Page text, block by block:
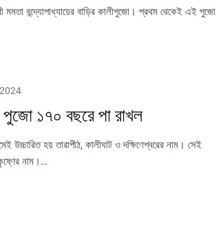
বন্দ্যোপাধ্যায়ের বাড়ির কালীপুজো। প্রথম থেকেই এই পুজো
পুজো ১৭০ বছরে পা রাখল
উচ্চারিত হয় তারাপীঠ, কালীঘাট ও দক্ষিণেশ্বরের নাম। সেই
নাম।…